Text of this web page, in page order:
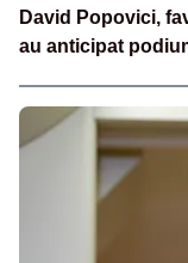
David Popovici,
au anticipat